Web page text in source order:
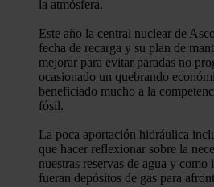
la atmósfera.
Este año la central nuclear de
fecha de recarga y su plan de
mejorar para evitar paradas no
ocasionado un quebrando
beneficiado mucho a la
fósil.
La poca aportación hidráulica
que hacer reflexionar sobre la
nuestras reservas de agua y
fueran depósitos de gas para